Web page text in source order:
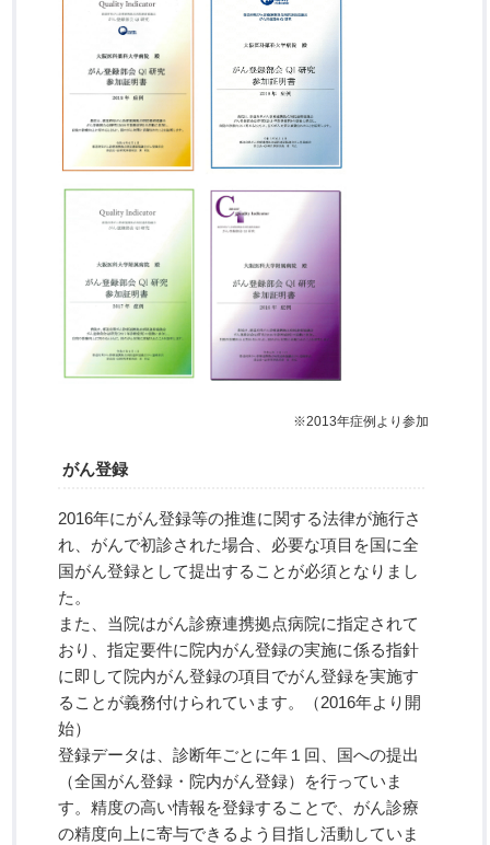
※2013年症例より参加
がん登録
2016年にがん登録等の推進に関する法律が施行さ
れ、がんで初診された場合、必要な項目を国に全
国がん登録として提出することが必須となりまし
た。
また、当院はがん診療連携拠点病院に指定されて
おり、指定要件に院内がん登録の実施に係る指針
に即して院内がん登録の項目でがん登録を実施す
ることが義務付けられています。（2016年より開
始）
登録データは、診断年ごとに年１回、国への提出
（全国がん登録・院内がん登録）を行っていま
す。精度の高い情報を登録することで、がん診療
の精度向上に寄与できるよう目指し活動していま